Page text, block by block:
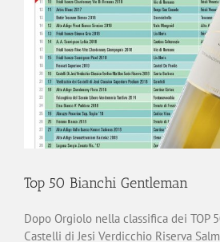
Top 50 Bianchi Gentleman
Dopo Orgiolo nella classifica dei TOP
Castelli di Jesi Verdicchio Riserva